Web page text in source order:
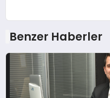
Benzer Haberler